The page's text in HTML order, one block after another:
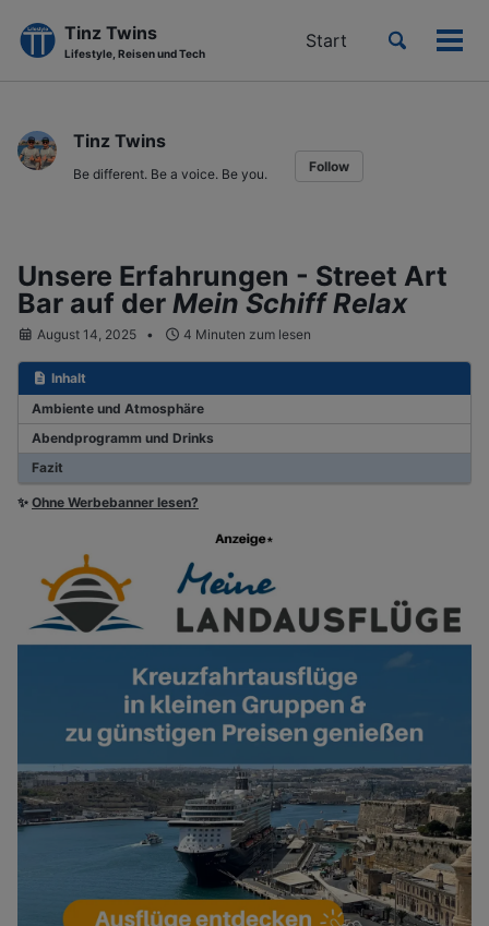
primary
navigation
content
footer
Tinz Twins
Lifestyle, Reisen und Tech
Start
Toggle
Tinz Twins
Be different. Be a voice. Be you. Follow
Unsere Erfahrungen - Street Art
Bar auf der Mein Schiff Relax
August 14, 2025 4 Minuten zum lesen
Inhalt
Ambiente und Atmosphäre
Abendprogramm und Drinks
Fazit
✨ Ohne Werbebanner lesen?